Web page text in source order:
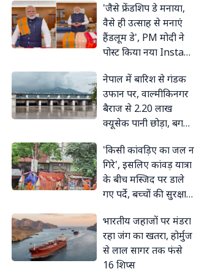
'जैसे फ्रेंडशिप डे मनाया,
वैसे ही उत्साह से मनाएं
हैंडलूम डे', PM मोदी ने
पोस्ट किया नया Insta
स्वदेशी का संदेश
नेपाल में बारिश से गंडक
उफान पर, वाल्मीकिनगर
बैराज से 2.20 लाख
क्यूसेक पानी छोड़ा, बगहा
पानी
'किसी कांवड़िए का जल न
गिरे', इसलिए कांवड़ यात्रा
के बीच मस्जिद पर डाले
गए पर्दे, बच्चों की सुरक्षा
भारतीय जहाजों पर मंडरा
रहा जंग का खतरा, होर्मुज
से लाल सागर तक फंसे
16 शिप्स